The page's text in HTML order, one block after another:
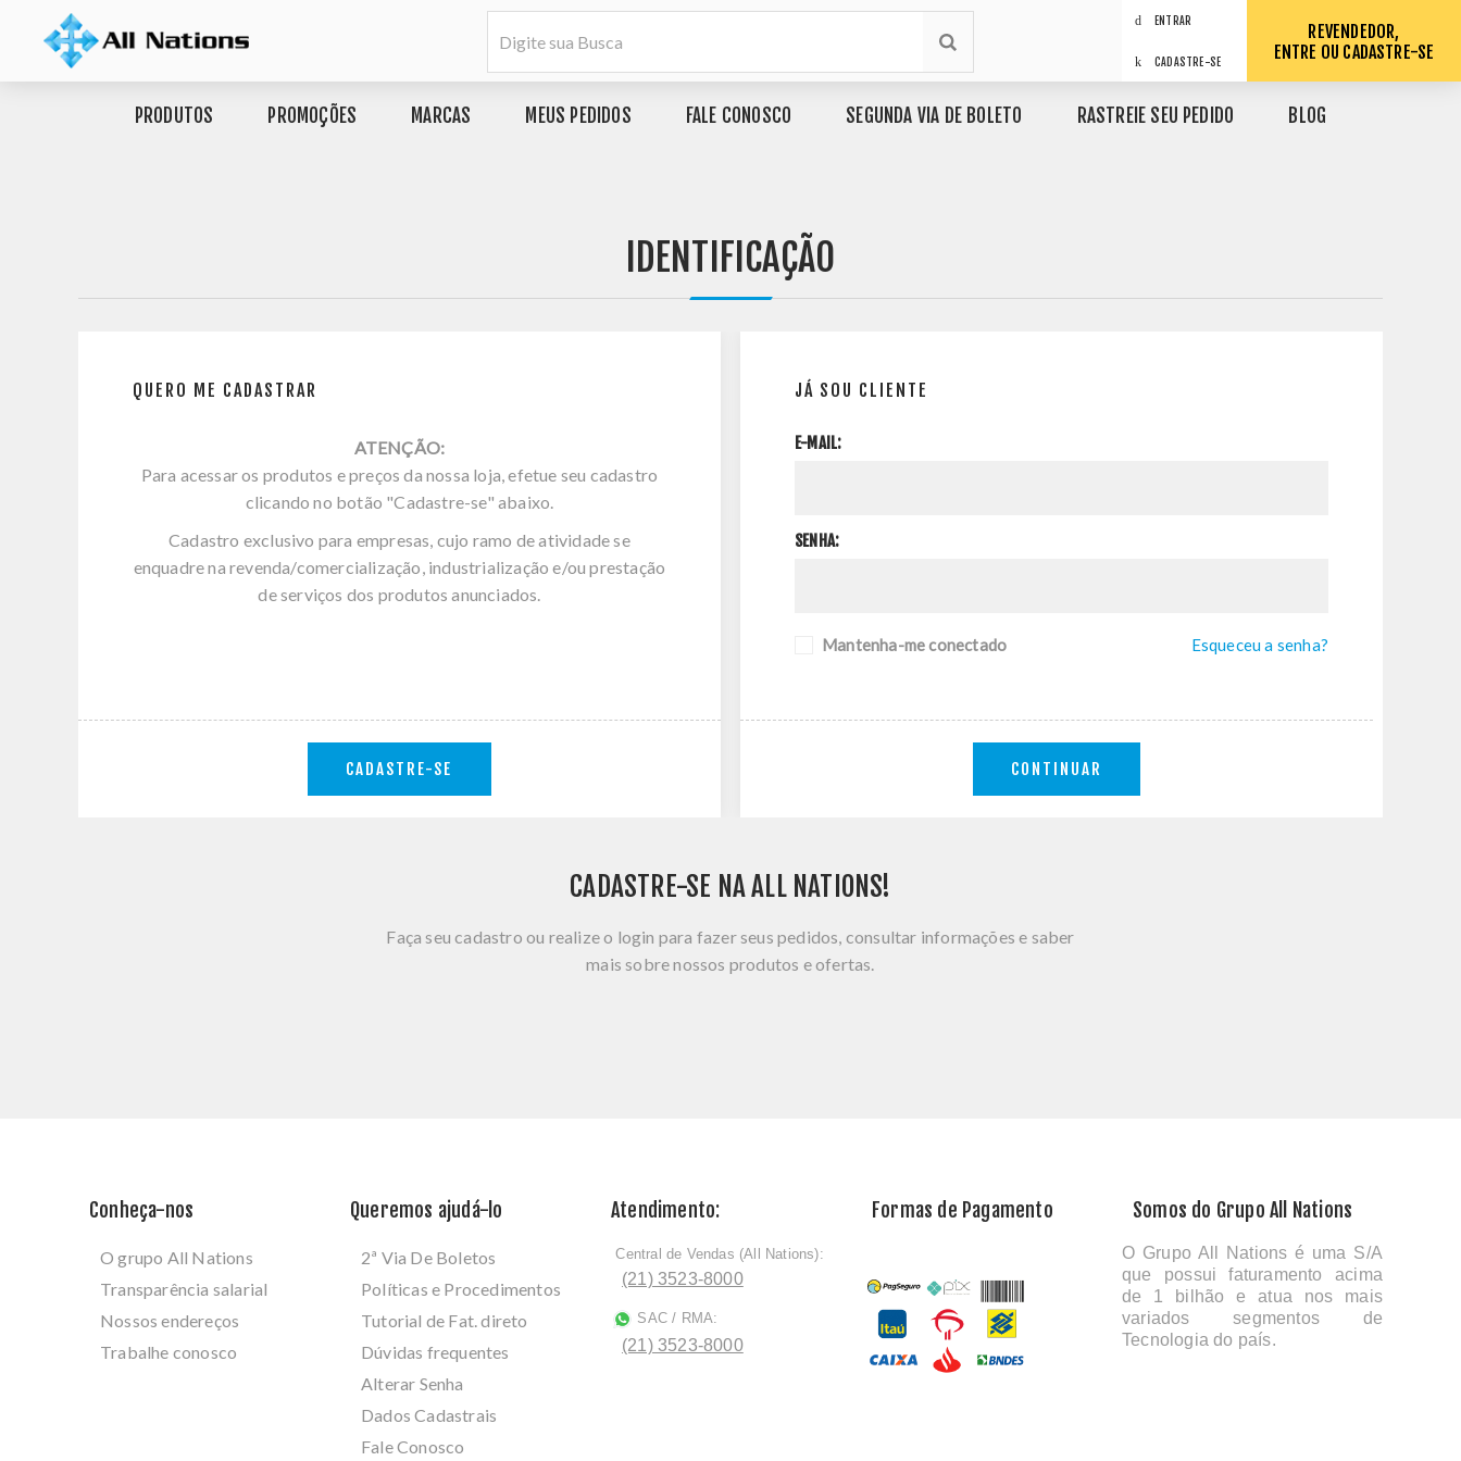
ENTRAR
CADASTRE-SE
REVENDEDOR,
ENTRE OU CADASTRE-SE
PRODUTOS PROMOÇÕES MARCAS MEUS PEDIDOS FALE CONOSCO SEGUNDA VIA DE BOLETO RASTREIE SEU PEDIDO BLOG
IDENTIFICAÇÃO
QUERO ME CADASTRAR
ATENÇÃO:
Para acessar os produtos e preços da nossa loja, efetue seu cadastro
clicando no botão "Cadastre-se" abaixo.
Cadastro exclusivo para empresas, cujo ramo de atividade se
enquadre na revenda/comercialização, industrialização e/ou prestação
de serviços dos produtos anunciados.
CADASTRE-SE
JÁ SOU CLIENTE
E-MAIL:
SENHA:
Mantenha-me conectado Esqueceu a senha?
CONTINUAR
CADASTRE-SE NA ALL NATIONS!
Faça seu cadastro ou realize o login para fazer seus pedidos, consultar informações e saber
mais sobre nossos produtos e ofertas.
Conheça-nos
O grupo All Nations
Transparência salarial
Nossos endereços
Trabalhe conosco
Queremos ajudá-lo
2ª Via De Boletos
Políticas e Procedimentos
Tutorial de Fat. direto
Dúvidas frequentes
Alterar Senha
Dados Cadastrais
Fale Conosco
Atendimento:
ﾠCentral de Vendas (All Nations):
(21) 3523-8000
SAC / RMA:
(21) 3523-8000
Formas de Pagamento Somos do Grupo All Nations
O Grupo All Nations é uma S/A
que possui faturamento acima
de 1 bilhão e atua nos mais
variados segmentos de
Tecnologia do país.